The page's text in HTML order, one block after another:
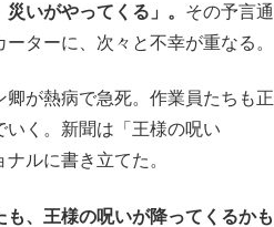
いがやってくる」。 その予言通
ターに、次々と不幸が重なる。
卿が熱病で急死。作業員たちも正
く。新聞は「王様の呪い
ルに書き立てた。
、王様の呪いが降ってくるかも